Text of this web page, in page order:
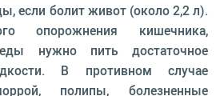
если болит живот (около 2,2 л).
опорожнения кишечника,
еды нужно пить достаточное
В противном случае
полипы, болезненные